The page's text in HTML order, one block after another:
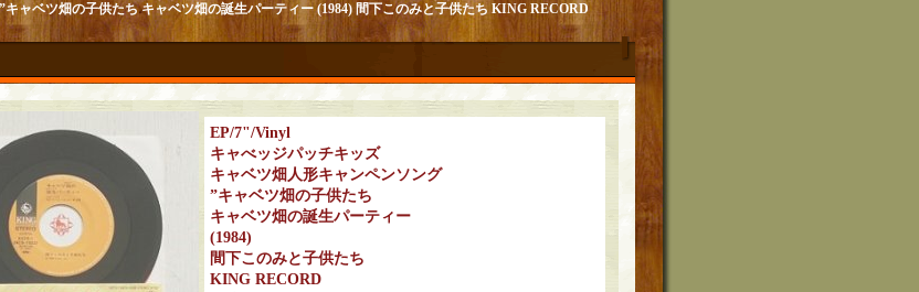
キャベツ畑の子供たち キャベツ畑の誕生パーティー (1984) 間下このみと子供たち KING RECORD
EP/7"/Vinyl
キャべッジパッチキッズ
キャベツ畑人形キャンペンソング
”キャベツ畑の子供たち
キャベツ畑の誕生パーティー
(1984)
間下このみと子供たち
KING RECORD